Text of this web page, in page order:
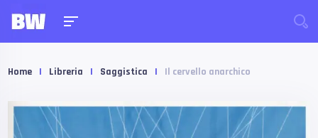
Home | Libreria | Saggistica | Il cervello anarchico